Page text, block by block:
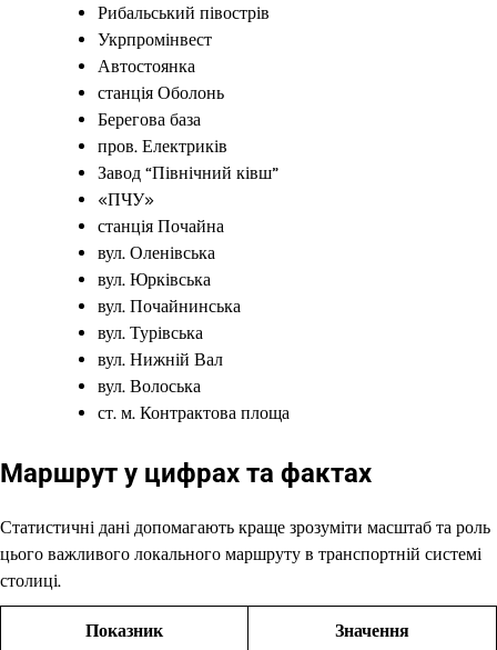
Рибальський півострів
Укрпромінвест
Автостоянка
станція Оболонь
Берегова база
пров. Електриків
Завод “Північний ківш”
«ПЧУ»
станція Почайна
вул. Оленівська
вул. Юрківська
вул. Почайнинська
вул. Турівська
вул. Нижній Вал
вул. Волоська
ст. м. Контрактова площа
Маршрут у цифрах та фактах
Статистичні дані допомагають краще зрозуміти масштаб та роль
цього важливого локального маршруту в транспортній системі
столиці.
Показник Значення